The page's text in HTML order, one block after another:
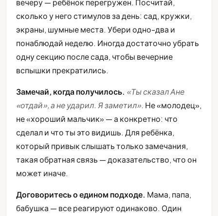
вечеру — ребёнок перегружен. Посчитай,
сколько у него стимулов за день: сад, кружки,
экраны, шумные места. Убери одно-два и
понаблюдай неделю. Иногда достаточно убрать
одну секцию после сада, чтобы вечерние
вспышки прекратились.
Замечай, когда получилось. «Ты сказал Ане
«отдай», а не ударил. Я заметил». Не «молодец»,
не «хороший мальчик» — а конкретно: что
сделал и что ты это видишь. Для ребёнка,
который привык слышать только замечания,
такая обратная связь — доказательство, что он
может иначе.
Договоритесь о едином подходе. Мама, папа,
бабушка — все реагируют одинаково. Один